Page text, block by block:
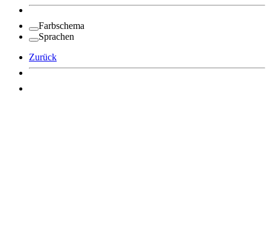
Farbschema
Sprachen
Zurück